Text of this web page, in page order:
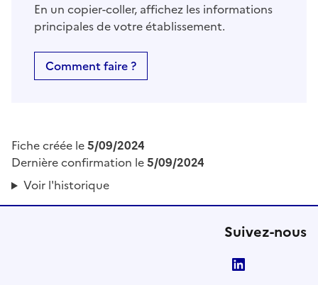
En un copier-coller, affichez les informations
principales de votre établissement.
Comment faire ?
Fiche créée le5/09/2024
Dernière confirmation le5/09/2024
Voir l'historique
Suivez-nous